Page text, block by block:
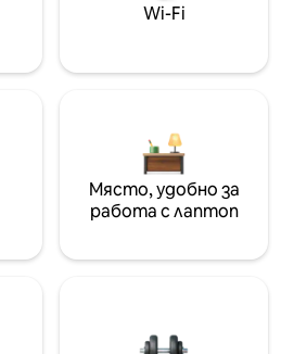
Wi-Fi
Място, удобно за
работа с лаптоп